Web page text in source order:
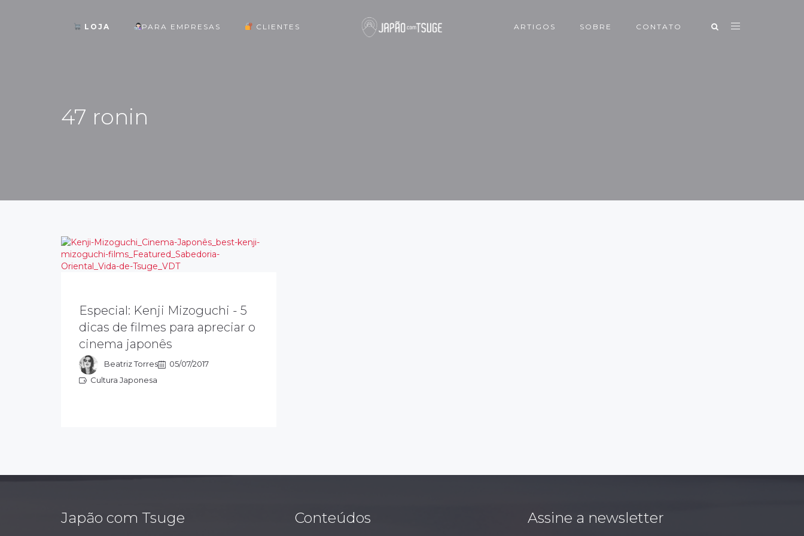
LOJA PARA EMPRESAS CLIENTES ARTIGOS SOBRE CONTATO
47 ronin
Especial: Kenji Mizoguchi - 5
dicas de filmes para apreciar o
cinema japonês
Beatriz Torres
05/07/2017
Cultura Japonesa
Kenji Mizoguchi dedica sua arte a
explorar as causas sociais e seus
planos (enquadramento de cena),
influenciaram cineastas como Akira
Kurosawa…
Japão com Tsuge Conteúdos Assine a newsletter